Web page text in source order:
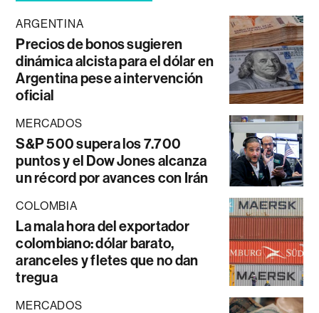
ARGENTINA
Precios de bonos sugieren
dinámica alcista para el dólar en
Argentina pese a intervención
oficial
MERCADOS
S&P 500 supera los 7.700
puntos y el Dow Jones alcanza
un récord por avances con Irán
COLOMBIA
La mala hora del exportador
colombiano: dólar barato,
aranceles y fletes que no dan
tregua
MERCADOS